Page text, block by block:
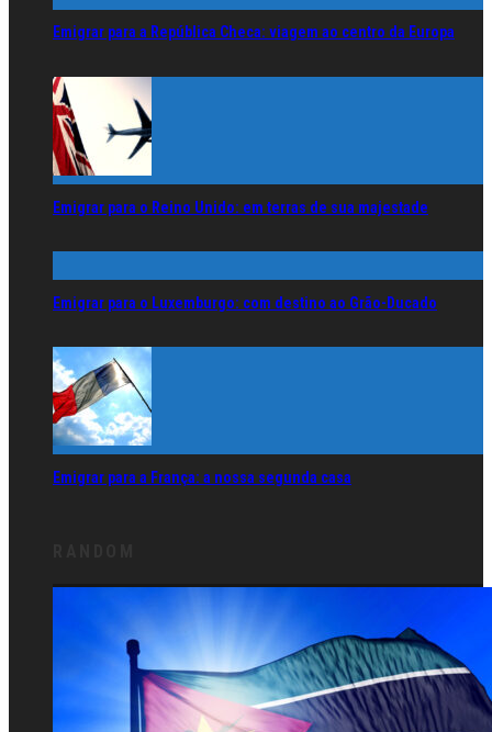
Emigrar para a República Checa: viagem ao centro da Europa
Emigrar para o Reino Unido: em terras de sua majestade
Emigrar para o Luxemburgo: com destino ao Grão-Ducado
Emigrar para a França: a nossa segunda casa